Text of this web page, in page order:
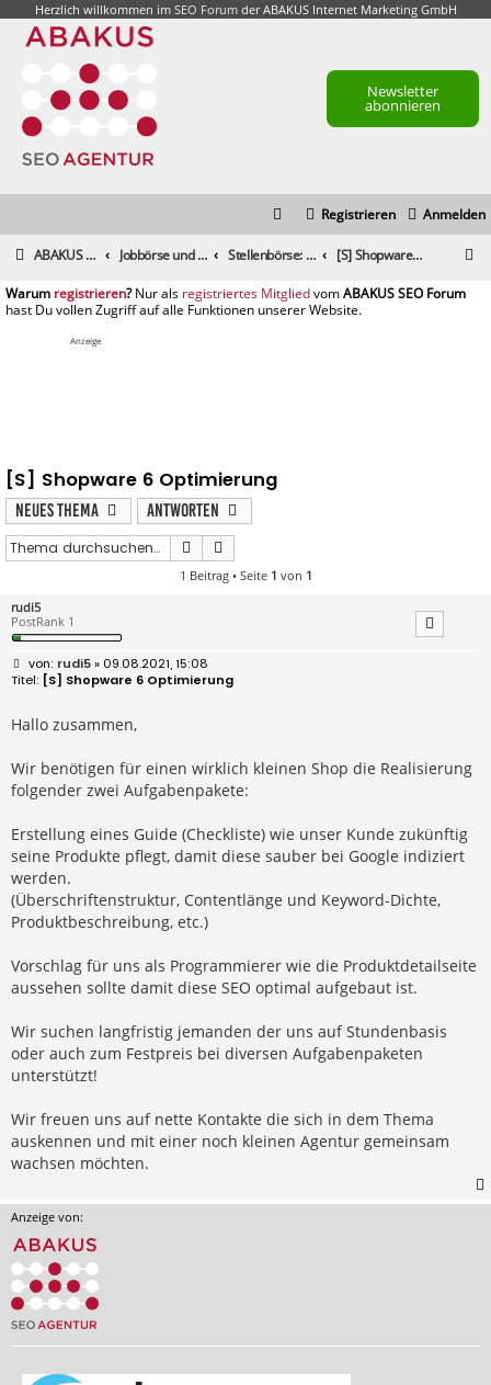
Herzlich willkommen im SEO Forumder ABAKUS Internet Marketing GmbH
Newsletter
abonnieren
Anmelden
Registrieren
ABAKUS Foren-Übersicht Jobbörse und Marktplatz Stellenbörse: Stellenangebote und -gesuche [S] Shopware 6 Optimierung
registrieren registriertes Mitglied
Anzeige
[S] Shopware 6 Optimierung
Neues Thema
Antworten
Suche
1 Beitrag • Seite 1 von 1
rudi5
PostRank 1
B
e
i
r
a
rudi5» 09.08.2021, 15:08
[S] Shopware 6 Optimierung
Hallo zusammen,
Wir benötigen für einen wirklich kleinen Shop die Realisierung
folgender zwei Aufgabenpakete:
Erstellung eines Guide (Checkliste) wie unser Kunde zukünftig
seine Produkte pflegt, damit diese sauber bei Google indiziert
werden.
(Überschriftenstruktur, Contentlänge und Keyword-Dichte,
Produktbeschreibung, etc.)
Vorschlag für uns als Programmierer wie die Produktdetailseite
aussehen sollte damit diese SEO optimal aufgebaut ist.
Wir suchen langfristig jemanden der uns auf Stundenbasis
oder auch zum Festpreis bei diversen Aufgabenpaketen
unterstützt!
Wir freuen uns auf nette Kontakte die sich in dem Thema
auskennen und mit einer noch kleinen Agentur gemeinsam
wachsen möchten.
Anzeige von: